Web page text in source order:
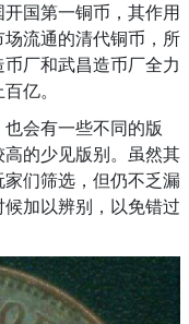
开国第一铜币，其作用
流通的清代铜币，所
厂和武昌造币厂全力
亿。
会有一些不同的版
的少见版别。虽然其
们筛选，但仍不乏漏
加以辨别，以免错过